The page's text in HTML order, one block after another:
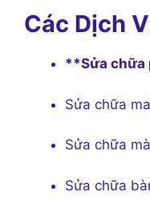
Các Dịch
**Sửa chữa
Sửa chữa
Sửa chữa
Sửa chữa